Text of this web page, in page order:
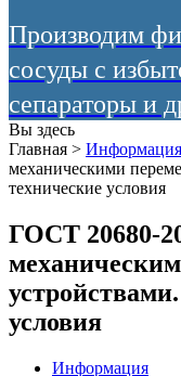
Производим
сосуды с
сепараторы и
Вы здесь
Главная > Информация
механическими
технические условия
ГОСТ 20680-
условия
Информация